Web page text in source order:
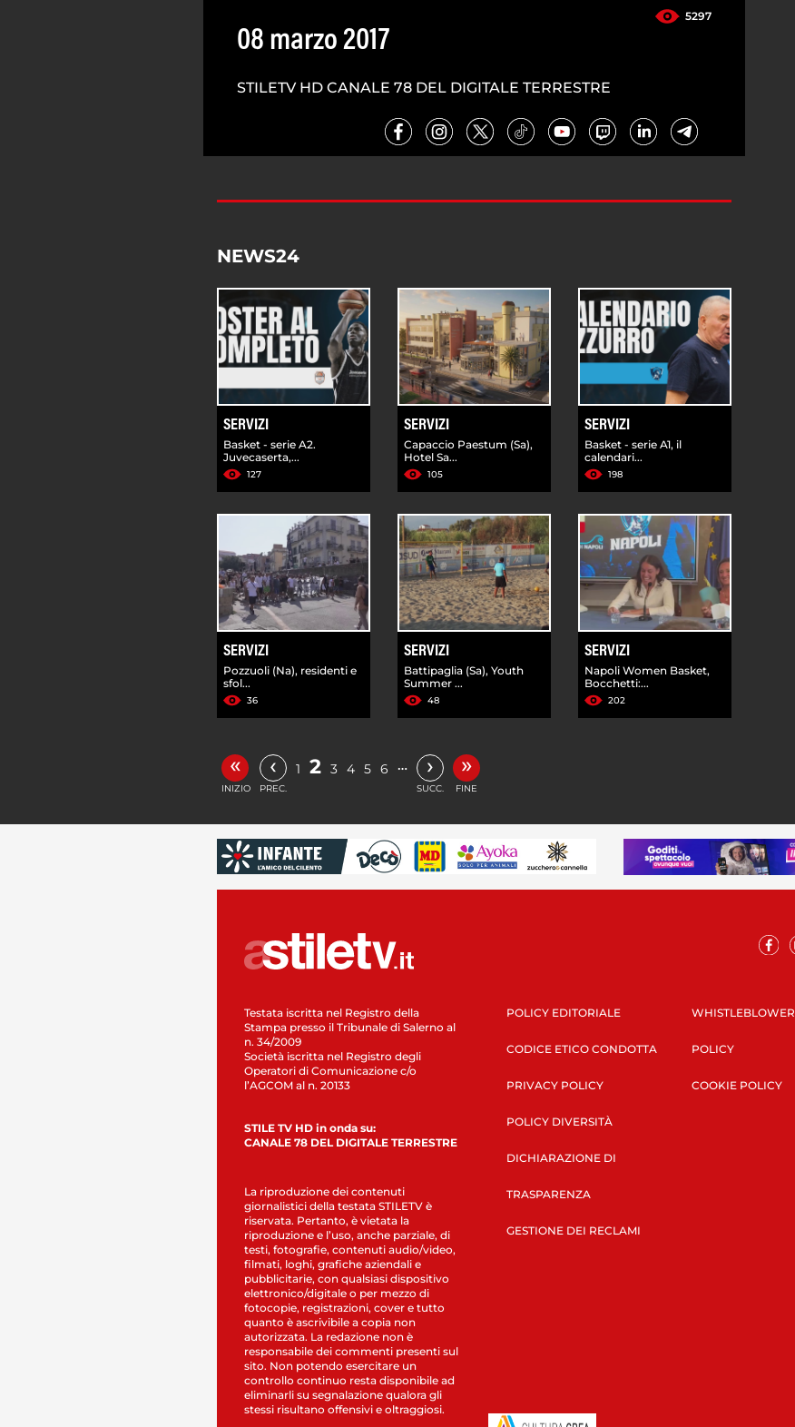
5297
08 marzo 2017
STILETV HD CANALE 78 DEL DIGITALE TERRESTRE
NEWS24
SERVIZI
Basket - serie A2.
Juvecaserta,...
127
SERVIZI
Capaccio Paestum (Sa),
Hotel Sa...
105
SERVIZI
Basket - serie A1, il
calendari...
198
SERVIZI
Pozzuoli (Na), residenti e
sfol...
36
SERVIZI
Battipaglia (Sa), Youth
Summer ...
48
SERVIZI
Napoli Women Basket,
Bocchetti:...
202
«
INIZIO
‹
PREC.
1 2 3 4 5 6 … ›
SUCC.
»
FINE
Testata iscritta nel Registro della
Stampa presso il Tribunale di Salerno al
n. 34/2009
Società iscritta nel Registro degli
Operatori di Comunicazione c/o
l’AGCOM al n. 20133
STILE TV HD in onda su:
CANALE 78 DEL DIGITALE TERRESTRE
La riproduzione dei contenuti
giornalistici della testata STILETV è
riservata. Pertanto, è vietata la
riproduzione e l’uso, anche parziale, di
testi, fotografie, contenuti audio/video,
filmati, loghi, grafiche aziendali e
pubblicitarie, con qualsiasi dispositivo
elettronico/digitale o per mezzo di
fotocopie, registrazioni, cover e tutto
quanto è ascrivibile a copia non
autorizzata. La redazione non è
responsabile dei commenti presenti sul
sito. Non potendo esercitare un
controllo continuo resta disponibile ad
eliminarli su segnalazione qualora gli
stessi risultano offensivi e oltraggiosi.
POLICY EDITORIALE
CODICE ETICO CONDOTTA
PRIVACY POLICY
POLICY DIVERSITÀ
DICHIARAZIONE DI
TRASPARENZA
GESTIONE DEI RECLAMI
WHISTLEBLOWER
POLICY
COOKIE POLICY